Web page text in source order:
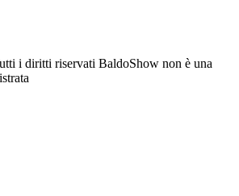
i diritti riservati BaldoShow non è una